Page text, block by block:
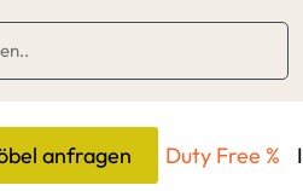
anfragen Duty Free %